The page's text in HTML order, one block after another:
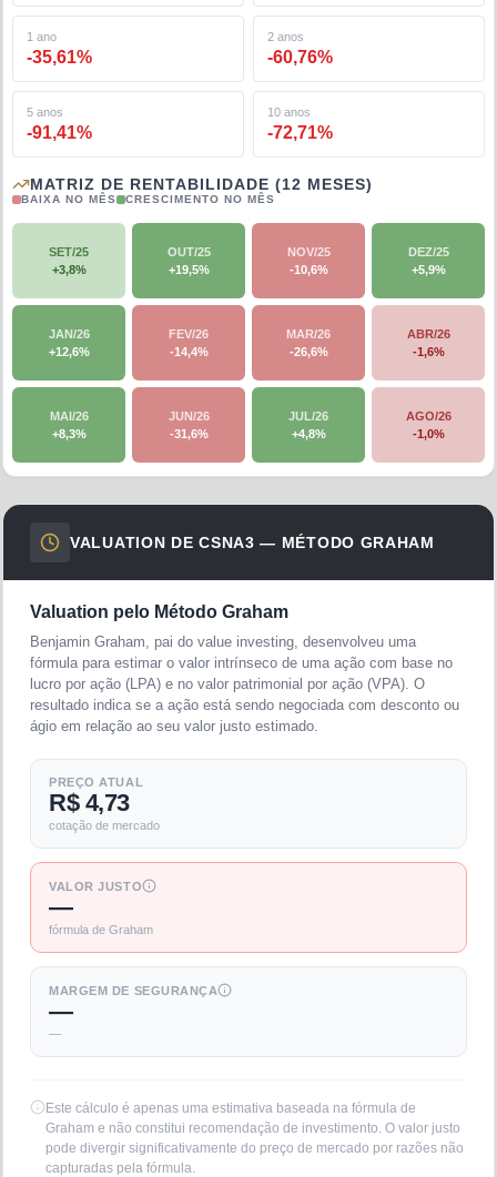
1 ano
-35,61%
2 anos
-60,76%
5 anos
-91,41%
10 anos
-72,71%
MATRIZ DE RENTABILIDADE (12 MESES)
BAIXA NO MÊS CRESCIMENTO NO MÊS
SET/25
+3,8%
OUT/25
+19,5%
NOV/25
-10,6%
DEZ/25
+5,9%
JAN/26
+12,6%
FEV/26
-14,4%
MAR/26
-26,6%
ABR/26
-1,6%
MAI/26
+8,3%
JUN/26
-31,6%
JUL/26
+4,8%
AGO/26
-1,0%
VALUATION DECSNA3 — MÉTODO GRAHAM
Valuation pelo Método Graham
Benjamin Graham, pai do value investing, desenvolveu uma
fórmula para estimar o valor intrínseco de uma ação com base no
lucro por ação (LPA) e no valor patrimonial por ação (VPA). O
resultado indica se a ação está sendo negociada com desconto ou
ágio em relação ao seu valor justo estimado.
PREÇO ATUAL
R$ 4,73
cotação de mercado
VALOR JUSTO
—
fórmula de Graham
MARGEM DE SEGURANÇA
—
—
Este cálculo é apenas uma estimativa baseada na fórmula de
Graham e não constitui recomendação de investimento. O valor justo
pode divergir significativamente do preço de mercado por razões não
capturadas pela fórmula.